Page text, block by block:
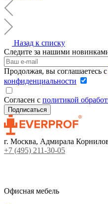
Назад к списку
Следите за нашими
Продолжая, вы соглашаетесь с
конфиденциальности
Согласен с политикой
г. Москва, Адмирала
+7 (495) 211-30-05
Офисная мебель